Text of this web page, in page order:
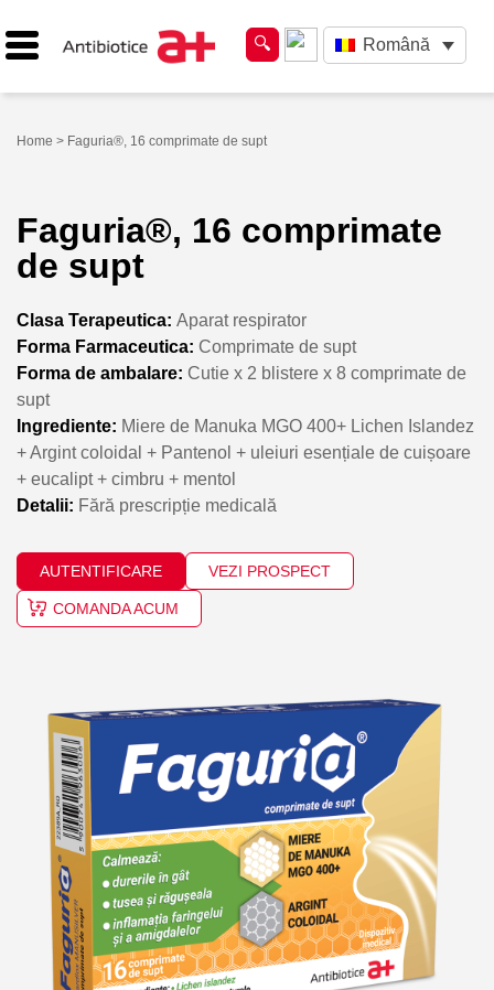
Română
Home > Faguria®, 16 comprimate de supt
Faguria®, 16 comprimate
de supt
Clasa Terapeutica: Aparat respirator
Forma Farmaceutica: Comprimate de supt
Forma de ambalare: Cutie x 2 blistere x 8 comprimate de
supt
Ingrediente: Miere de Manuka MGO 400+ Lichen Islandez
+ Argint coloidal + Pantenol + uleiuri esențiale de cuișoare
+ eucalipt + cimbru + mentol
Detalii: Fără prescripție medicală
AUTENTIFICARE VEZI PROSPECT
COMANDA ACUM